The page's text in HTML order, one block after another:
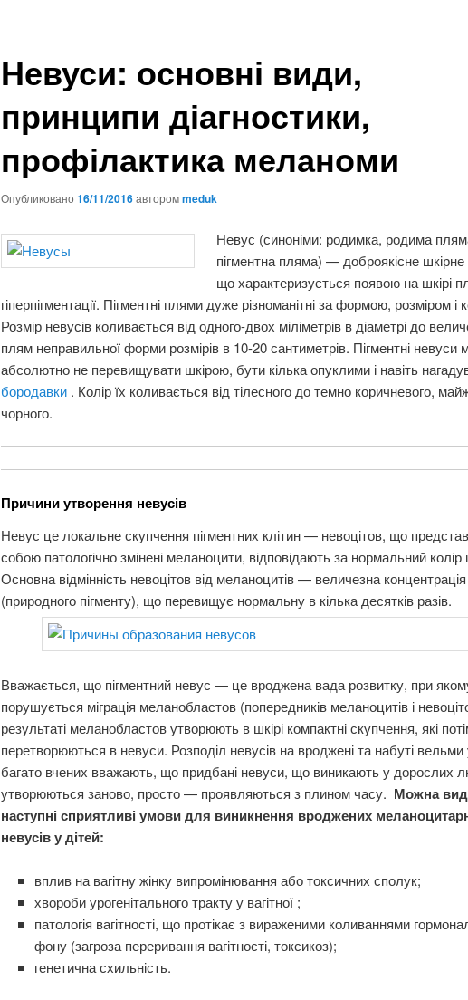
Невуси: основні види,
принципи діагностики,
профілактика меланоми
Опубликовано 16/11/2016авторомmeduk
Невус (синоніми: родимка, родима
пігментна пляма) — доброякісне шкірне
що характеризується появою на шкірі
гіперпігментації. Пігментні плями дуже різноманітні за формою, розміром і
Розмір невусів коливається від одного-двох міліметрів в діаметрі до
плям неправильної форми розмірів в 10-20 сантиметрів. Пігментні невуси
абсолютно не перевищувати шкірою, бути кілька опуклими і навіть
бородавки . Колір їх коливається від тілесного до темно коричневого,
чорного.
Причини утворення невусів
Невус це локальне скупчення пігментних клітин — невоцітов, що
собою патологічно змінені меланоцити, відповідають за нормальний колір
Основна відмінність невоцітов від меланоцитів — величезна
(природного пігменту), що перевищує нормальну в кілька десятків разів.
Вважається, що пігментний невус — це вроджена вада розвитку, при
порушується міграція меланобластов (попередників меланоцитів і
результаті меланобластов утворюють в шкірі компактні скупчення, які
перетворюються в невуси. Розподіл невусів на вроджені та набуті
багато вчених вважають, що придбані невуси, що виникають у дорослих
утворюються заново, просто — проявляються з плином часу. Можна
наступні сприятливі умови для виникнення вроджених
невусів у дітей:
вплив на вагітну жінку випромінювання або токсичних сполук;
хвороби урогенітального тракту у вагітної ;
патологія вагітності, що протікає з вираженими коливаннями
фону (загроза переривання вагітності, токсикоз);
генетична схильність.